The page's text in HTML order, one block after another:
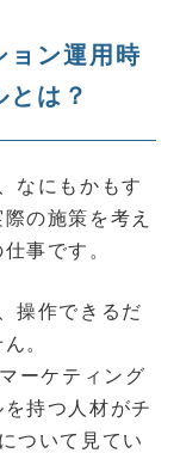
ョン運用時
は？
なにもかもす
の施策を考え
事です。
操作できるだ
。
ーケティング
持つ人材がチ
ついて見てい